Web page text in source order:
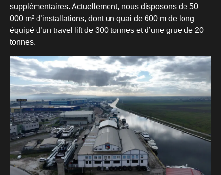
supplémentaires. Actuellement, nous disposons de 50
000 m² d’installations, dont un quai de 600 m de long
équipé d’un travel lift de 300 tonnes et d’une grue de 20
tonnes.